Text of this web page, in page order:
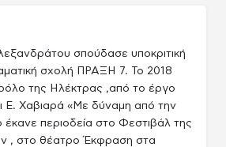
σπούδασε υποκριτική
σχολή ΠΡΑΞΗ 7. Το 2018
της Ηλέκτρας ,από το έργο
Ε. Χαβιαρά «Με δύναμη από την
έκανε περιοδεία στο Φεστιβάλ της
, στο θέατρο Έκφραση στα